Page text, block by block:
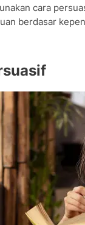
cara
berdasar